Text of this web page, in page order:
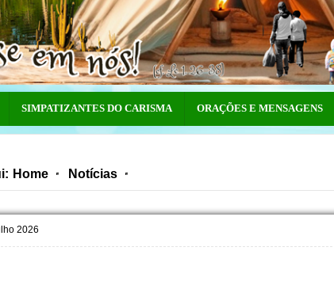
SIMPATIZANTES DO CARISMA ORAÇÕES E MENSAGENS
Home Notícias
2026